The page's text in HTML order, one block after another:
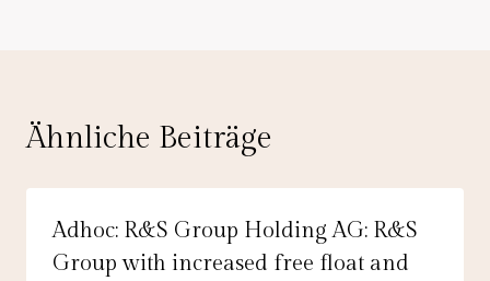
Ähnliche Beiträge
Adhoc: R&S Group Holding AG: R&S
Group with increased free float and